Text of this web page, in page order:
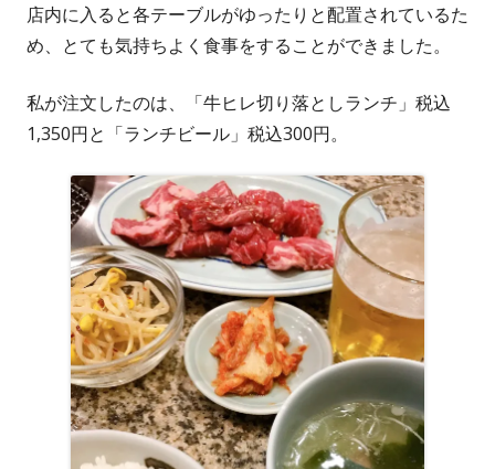
店内に入ると各テーブルがゆったりと配置されているた
め、とても気持ちよく食事をすることができました。
私が注文したのは、「牛ヒレ切り落としランチ」税込
1,350円と「ランチビール」税込300円。